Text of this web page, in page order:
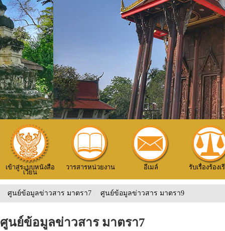
เข้าสู่ระบบหนังสือ
เวียน
วารสารหน่วยงาน อีเมล์ รับเรื่องร้องเ
ศูนย์ข้อมูลข่าวสาร มาตรา7 / ศูนย์ข้อมูลข่าวสาร มาตรา9
ศูนย์ข้อมูลข่าวสาร มาตรา7